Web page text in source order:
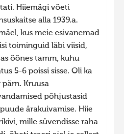
Hiiemägi võeti
alla 1939.a.
kus meie esivanemad
toiminguid läbi viisid,
õõnes tamm, kuhu
5-6 poissi sisse. Oli ka
pärn. Kruusa
põhjustasid
ärakuivamise. Hiie
mille süvendisse raha